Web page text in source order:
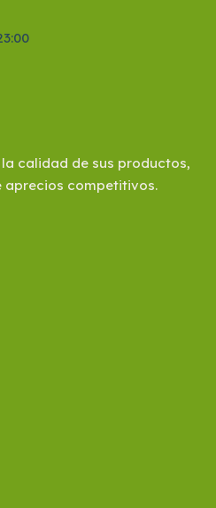
calidad de sus productos,
aprecios competitivos.